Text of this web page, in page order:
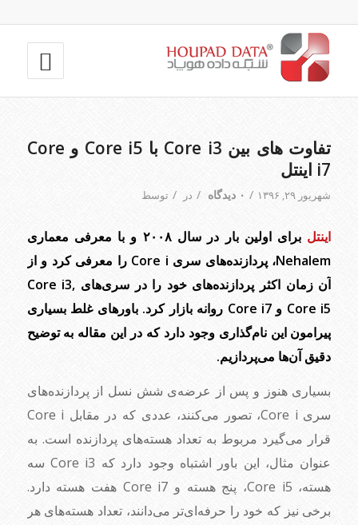
تفاوت های بین Core i3 با Core i5 و Core
i7 اینتل
شهریور ۲۹, ۱۳۹۶ / ۰ دیدگاه / در / توسط
اینتل
برای اولین بار در سال ۲۰۰۸ و با معرفی معماری
Nehalem، پردازنده‌های سری Core i را معرفی کرد و از
آن زمان اکثر پردازنده‌های خود را در سری‌های Core i3,
Core i5 و Core i7 روانه بازار کرد. باورهای غلط بسیاری
پیرامون این نام‌گذاری وجود دارد که در این مقاله به توضیح
دقیق آن‌ها می‌پردازیم.
بسیاری هنوز و پس از عرضه‌ی شش نسل از پردازنده‌های
سری Core i، تصور می‌کنند، عددی که در مقابل Core i
قرار می‌گیرد مربوط به تعداد هسته‌های پردازنده است. به
عنوان مثال، این باور اشتباه وجود دارد که Core i3 سه
هسته، Core i5، پنج هسته و Core i7 هفت هسته دارد.
برخی نیز که خود را حرفه‌ای‌تر می‌دانند، تعداد هسته‌های هر